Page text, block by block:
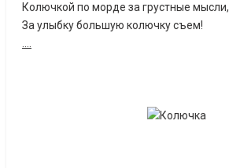
Колючкой по морде за грустные мысли,
За улыбку большую колючку съем!